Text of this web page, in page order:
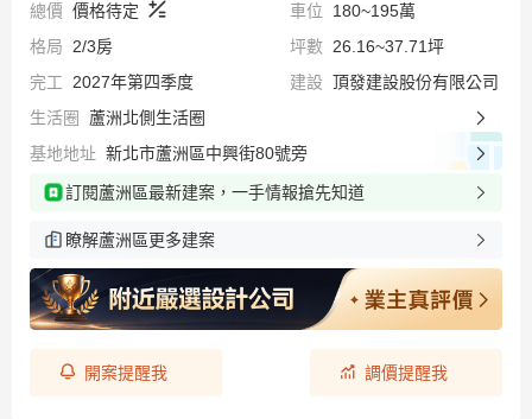
總價 價格待定 車位
180~195萬
格局 2/3房 坪數 26.16~37.71坪
完工 2027年第四季度 建設 頂發建設股份有限公司
生活圈
蘆洲北側生活圈
基地地址 新北市蘆洲區中興街80號旁
訂閱蘆洲區最新建案，一手情報搶先知道
瞭解蘆洲區更多建案
開案提醒我 調價提醒我